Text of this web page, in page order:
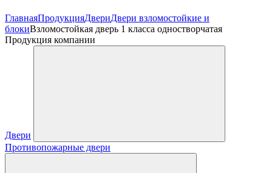
ГлавнаяПродукцияДвериДвери взломостойкие и
блокиВзломостойкая дверь 1 класса одностворчатая
Продукция компании
Двери
Противопожарные двери